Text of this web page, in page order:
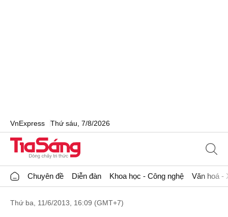
VnExpress Thứ sáu, 7/8/2026
Chuyên đề Diễn đàn Khoa học - Công nghệ Văn hoá -
Thứ ba, 11/6/2013, 16:09 (GMT+7)